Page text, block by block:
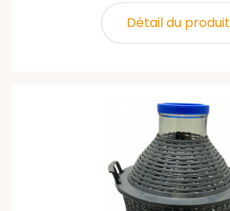
Détail du produit